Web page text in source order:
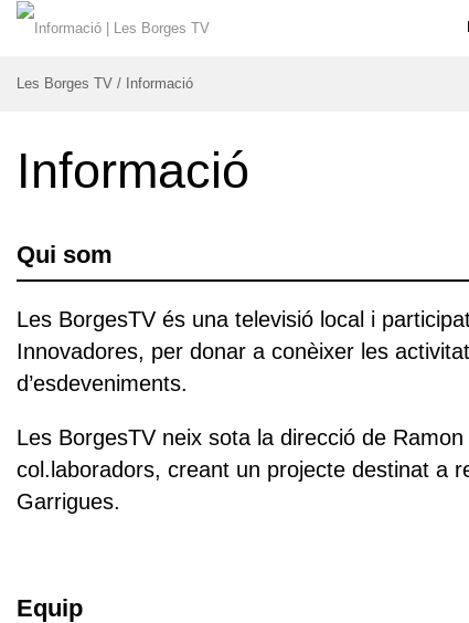
Les Borges TV / Informació
Informació
Qui som
Les BorgesTV és una televisió local i
Innovadores, per donar a conèixer les
d’esdeveniments.
Les BorgesTV neix sota la direcció de
col.laboradors, creant un projecte destinat a
Garrigues.
Equip